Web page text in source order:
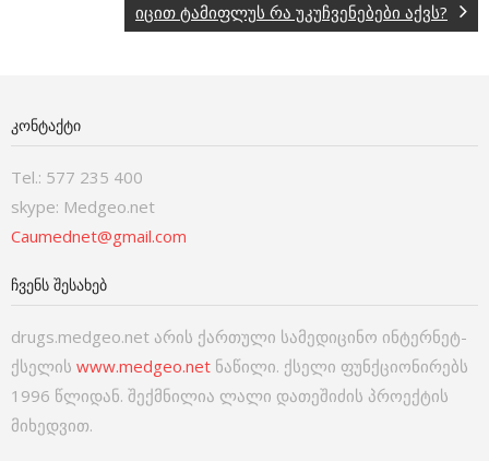
იცით ტამიფლუს რა უკუჩვენებები აქვს?
ᲙᲝᲜᲢᲐᲥᲢᲘ
Tel.: 577 235 400
skype: Medgeo.net
Caumednet@gmail.com
ᲩᲕᲔᲜᲡ ᲨᲔᲡᲐᲮᲔᲑ
drugs.medgeo.net არის ქართული სამედიცინო ინტერნეტ-
ქსელის www.medgeo.net ნაწილი. ქსელი ფუნქციონირებს
1996 წლიდან. შექმნილია ლალი დათეშიძის პროექტის
მიხედვით.